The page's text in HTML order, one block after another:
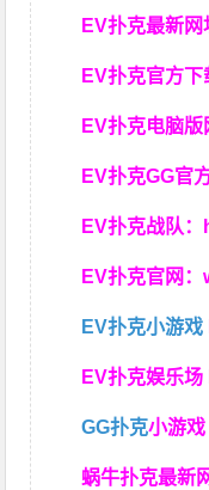
EV扑克最新网
EV扑克官方下
EV扑克电脑版
EV扑克GG官
EV扑克战队：
EV扑克官网：
EV扑克小游戏
EV扑克娱乐场
GG扑克小游戏
蜗牛扑克最新